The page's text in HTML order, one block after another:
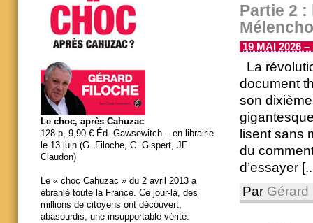
Partie 2
19 MAI 2026 –
La
document
son
lisent sans
du
d’essayer
Par Gérard
Le choc, après Cahuzac
128 p, 9,90 € Éd. Gawsewitch – en librairie
le 13 juin (G. Filoche, C. Gispert, JF
Claudon)
Le « choc Cahuzac » du 2 avril 2013 a
ébranlé toute la France. Ce jour-là, des
millions de citoyens ont découvert,
abasourdis, une insupportable vérité.